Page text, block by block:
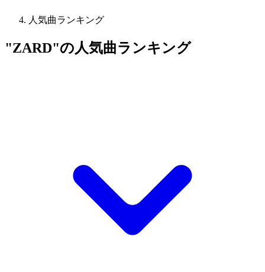
人気曲ランキング
"ZARD"の人気曲ランキング